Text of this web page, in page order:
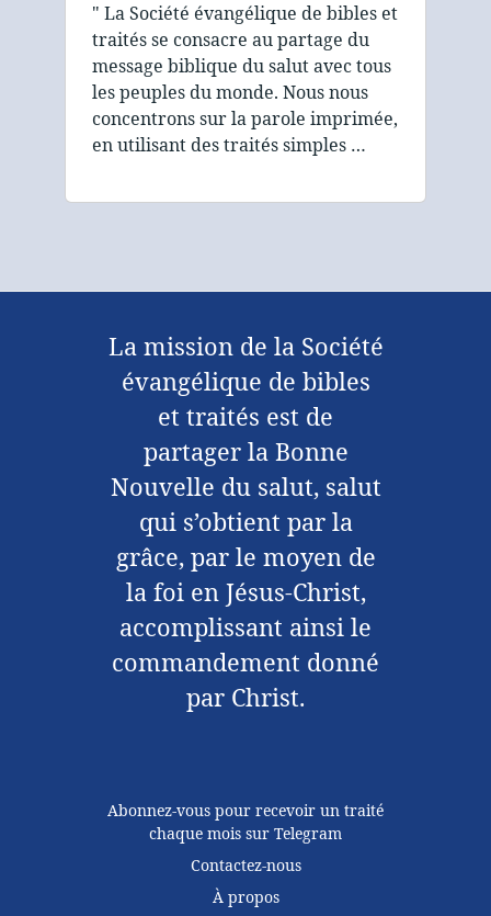
" La Société évangélique de bibles et
traités se consacre au partage du
message biblique du salut avec tous
les peuples du monde. Nous nous
concentrons sur la parole imprimée,
en utilisant des traités simples …
La mission de la Société
évangélique de bibles
et traités est de
partager la Bonne
Nouvelle du salut, salut
qui s’obtient par la
grâce, par le moyen de
la foi en Jésus-Christ,
accomplissant ainsi le
commandement donné
par Christ.
Abonnez-vous pour recevoir un traité
chaque mois sur Telegram
Contactez-nous
À propos